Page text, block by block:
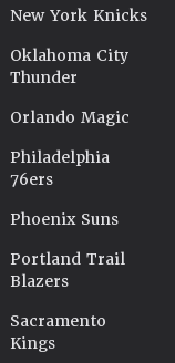
New York Knicks
Oklahoma City
Thunder
Orlando Magic
Philadelphia
76ers
Phoenix Suns
Portland Trail
Blazers
Sacramento
Kings